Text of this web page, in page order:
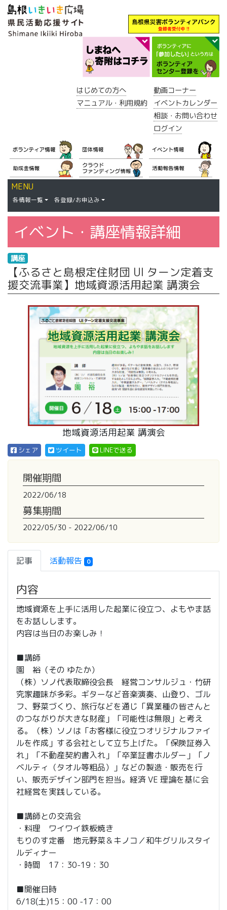
はじめての方へ
マニュアル・利用規約
動画コーナー
イベントカレンダー
相談・お問い合わせ
ログイン
MENU
各情報一覧 各登録/お申込み
イベント・講座情報詳細
講座
【ふるさと島根定住財団 UI ターン定着支
援交流事業】地域資源活用起業 講演会
地域資源活用起業 講演会
シェア ツイート LINEで送る
開催期間
2022/06/18
募集期間
2022/05/30 - 2022/06/10
記事 活動報告 0
内容
地域資源を上手に活用した起業に役立つ、よもやま話
をお話しします。
内容は当日のお楽しみ！
■講師
園 裕（その ゆたか）
（株）ソノ代表取締役会長 経営コンサルジュ・竹研
究家趣味が多彩。ギターなど音楽演奏、山登り、ゴル
フ、野菜づくり、旅行などを通じ「異業種の皆さんと
のつながりが大きな財産」「可能性は無限」と考え
る。（株）ソノは「お客様に役立つオリジナルファイ
ルを作成」する会社として立ち上げた。「保険証券入
れ」「不動産契約書入れ」「卒業証書ホルダー」「ノ
ベルティ（タオル等粗品）」などの製造・販売を行
い、販売デザイン部門を担当。経済 VE 理論を基に会
社経営を実践している。
■講師との交流会
・料理 ワイワイ鉄板焼き
もりのす定番 地元野菜＆キノコ／和牛グリルスタイ
ルディナー
・時間 17：30-19：30
■開催日時
6/18(土)15：00 -17：00